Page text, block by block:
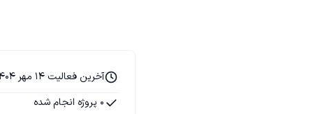
آخرین فعالیت 14 مهر 1404
0 پروژه انجام شده